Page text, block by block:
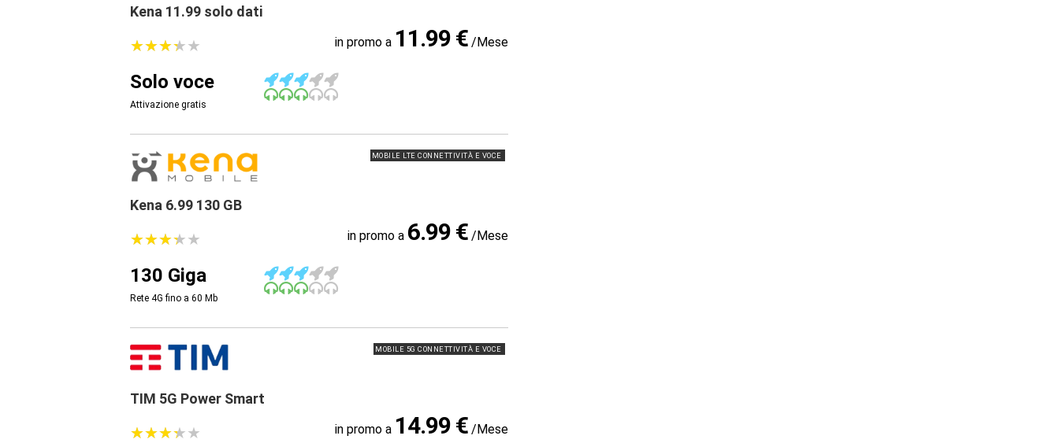
Kena 11.99 solo dati
★★★★★
★★★★★ in promo a 11.99 € /Mese
Solo voce
Attivazione gratis
MOBILE LTE CONNETTIVITÀ E VOCE
Kena 6.99 130 GB
★★★★★
★★★★★ in promo a 6.99 € /Mese
130 Giga
Rete 4G fino a 60 Mb
MOBILE 5G CONNETTIVITÀ E VOCE
TIM 5G Power Smart
★★★★★
★★★★★ in promo a 14.99 € /Mese